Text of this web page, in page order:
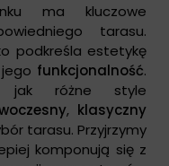
ma kluczowe
tarasu.
podkreśla estetykę
funkcjonalność.
jak różne style
, klasyczny
tarasu. Przyjrzymy
komponują się z